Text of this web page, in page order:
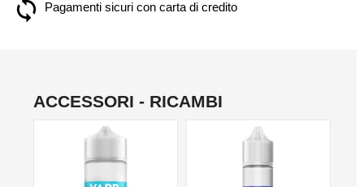
Pagamenti sicuri con carta di credito
ACCESSORI - RICAMBI